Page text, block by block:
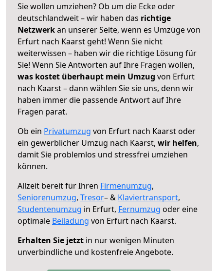
Sie wollen umziehen? Ob um die Ecke oder
deutschlandweit – wir haben das richtige
Netzwerkan unserer Seite, wenn es Umzüge von
Erfurt nach Kaarst geht! Wenn Sie nicht
weiterwissen – haben wir die richtige Lösung für
Sie! Wenn Sie Antworten auf Ihre Fragen wollen,
was kostet überhaupt mein Umzug von Erfurt
nach Kaarst – dann wählen Sie sie uns, denn wir
haben immer die passende Antwort auf Ihre
Fragen parat.
Ob ein Privatumzug von Erfurt nach Kaarst oder
ein gewerblicher Umzug nach Kaarst, wir helfen,
damit Sie problemlos und stressfrei umziehen
können.
Allzeit bereit für Ihren Firmenumzug,
Seniorenumzug, Tresor– & Klaviertransport,
Studentenumzug in Erfurt, Fernumzug oder eine
optimale Beiladung von Erfurt nach Kaarst.
Erhalten Sie jetzt in nur wenigen Minuten
unverbindliche und kostenfreie Angebote.